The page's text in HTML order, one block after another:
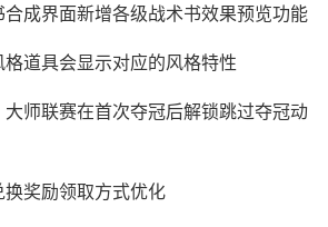
成界面新增各级战术书效果预览功能
道具会显示对应的风格特性
师联赛在首次夺冠后解锁跳过夺冠动
奖励领取方式优化